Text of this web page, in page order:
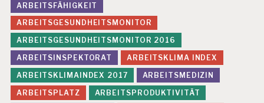
ARBEITSFÄHIGKEIT
ARBEITSGESUNDHEITSMONITOR
ARBEITSGESUNDHEITSMONITOR 2016
ARBEITSINSPEKTORAT
ARBEITSKLIMA INDEX
ARBEITSKLIMAINDEX 2017
ARBEITSMEDIZIN
ARBEITSPLATZ
ARBEITSPRODUKTIVITÄT